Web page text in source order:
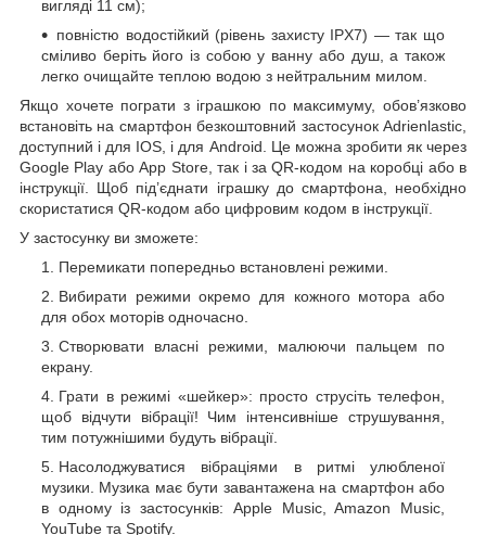
вигляді 11 см);
повністю водостійкий (рівень захисту IPX7) — так що
сміливо беріть його із собою у ванну або душ, а також
легко очищайте теплою водою з нейтральним милом.
Якщо хочете пограти з іграшкою по максимуму, обов’язково
встановіть на смартфон безкоштовний застосунок Adrienlastic,
доступний і для IOS, і для Android. Це можна зробити як через
Google Play або App Store, так і за QR-кодом на коробці або в
інструкції. Щоб під’єднати іграшку до смартфона, необхідно
скористатися QR-кодом або цифровим кодом в інструкції.
У застосунку ви зможете:
Перемикати попередньо встановлені режими.
Вибирати режими окремо для кожного мотора або
для обох моторів одночасно.
Створювати власні режими, малюючи пальцем по
екрану.
Грати в режимі «шейкер»: просто струсіть телефон,
щоб відчути вібрації! Чим інтенсивніше струшування,
тим потужнішими будуть вібрації.
Насолоджуватися вібраціями в ритмі улюбленої
музики. Музика має бути завантажена на смартфон або
в одному із застосунків: Apple Music, Amazon Music,
YouTube та Spotify.